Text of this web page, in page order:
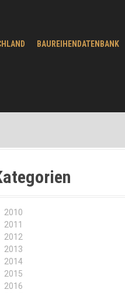
BAUREIHENDATENBANK
2010
2011
2012
2013
2014
2015
2016